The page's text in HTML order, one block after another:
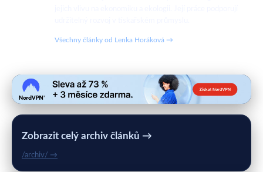
Všechny články od Lenka Horáková →
Zobrazit celý archiv článků →
/archiv/ →